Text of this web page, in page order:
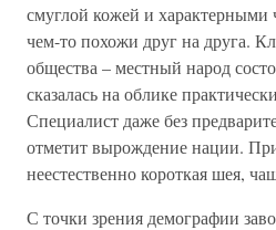
смуглой кожей и характерными
чем-то похожи друг на друга.
общества – местный народ
сказалась на облике
Специалист даже без
отметит вырождение нации.
неестественно короткая шея,
С точки зрения демографии